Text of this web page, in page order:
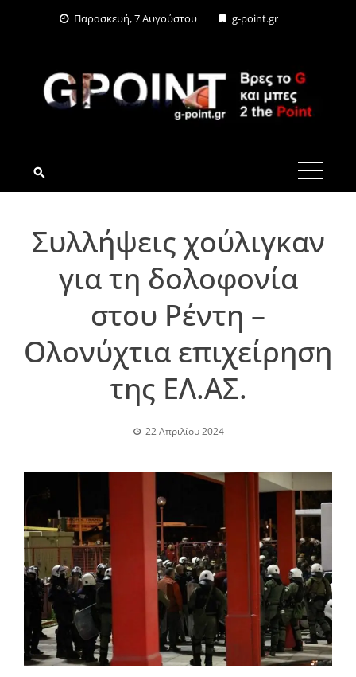
Παρασκευή, 7 Αυγούστου g-point.gr
G-POINT.GR
Συλλήψεις χούλιγκαν
για τη δολοφονία
στου Ρέντη –
Ολονύχτια επιχείρηση
της ΕΛ.ΑΣ.
22 Απριλίου 2024